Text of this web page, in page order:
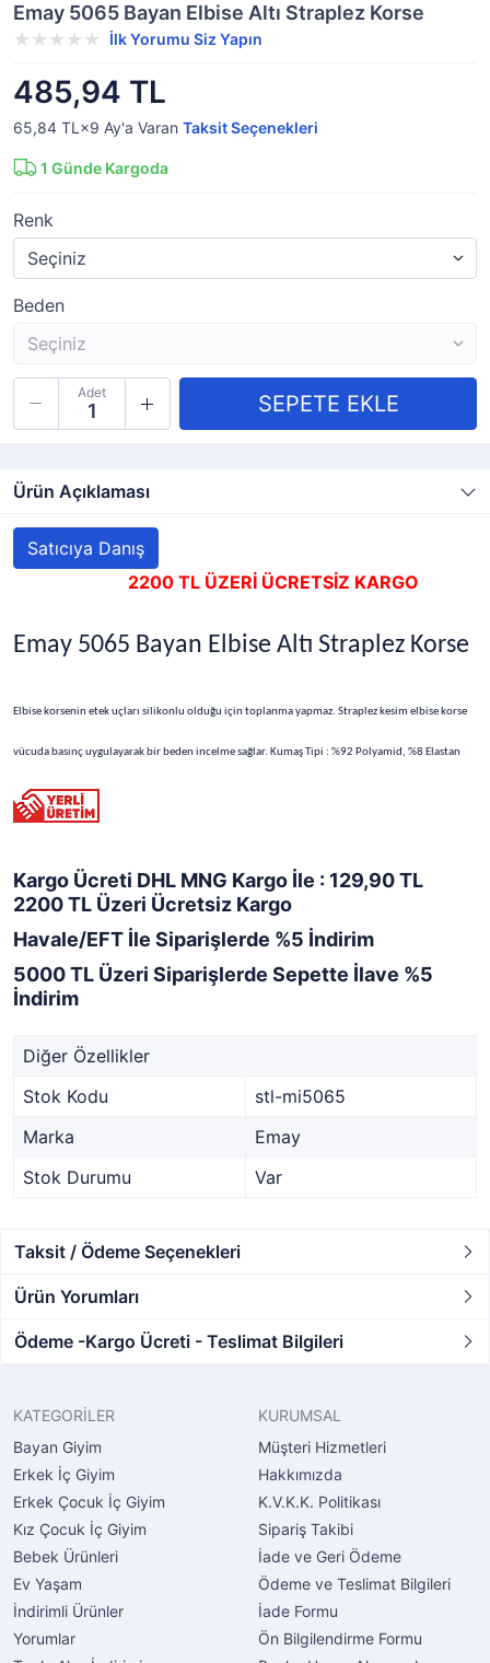
Emay 5065 Bayan Elbise Altı Straplez Korse
İlk Yorumu Siz Yapın
485,94 TL
65,84 TL×9 Ay'a Varan Taksit Seçenekleri
1 Günde Kargoda
Renk
Beden
Adet
Ürün Açıklaması
Satıcıya Danış
2200 TL ÜZERİ ÜCRETSİZ KARGO
Emay 5065 Bayan Elbise Altı Straplez Korse
Elbise korsenin etek uçları silikonlu olduğu için toplanma yapmaz. Straplez kesim elbise korse
vücuda basınç uygulayarak bir beden incelme sağlar. Kumaş Tipi : %92 Polyamid, %8 Elastan
Kargo Ücreti DHL MNG Kargo İle : 129,90 TL
2200 TL Üzeri Ücretsiz Kargo
Havale/EFT İle Siparişlerde %5 İndirim
5000 TL Üzeri Siparişlerde Sepette İlave %5
İndirim
Diğer Özellikler
Stok Kodu
stl-mi5065
Marka
Emay
Stok Durumu
Var
Taksit / Ödeme Seçenekleri
Ürün Yorumları
Ödeme -Kargo Ücreti - Teslimat Bilgileri
KATEGORİLER
Bayan Giyim
Erkek İç Giyim
Erkek Çocuk İç Giyim
Kız Çocuk İç Giyim
Bebek Ürünleri
Ev Yaşam
İndirimli Ürünler
Yorumlar
KURUMSAL
Müşteri Hizmetleri
Hakkımızda
K.V.K.K. Politikası
Sipariş Takibi
İade ve Geri Ödeme
Ödeme ve Teslimat Bilgileri
İade Formu
Ön Bilgilendirme Formu